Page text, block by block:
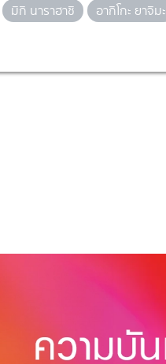
มิกิ นาราฮาชิ อากิโกะ ยาจิมะ